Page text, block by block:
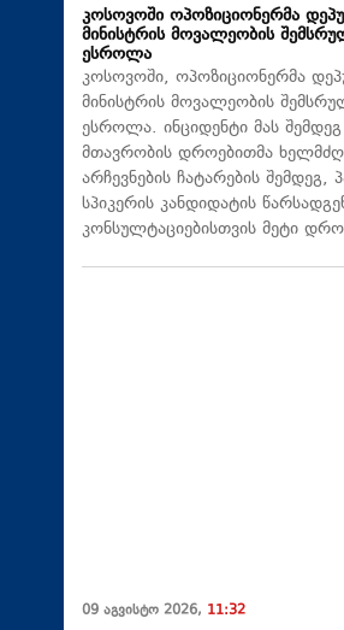
კოსოვოში ოპოზიციონერმა
მინისტრის მოვალეობის
ესროლა
კოსოვოში, ოპოზიციონერმა
მინისტრის მოვალეობის
ესროლა. ინციდენტი მას
მთავრობის დროებითმა
არჩევნების ჩატარების შემდეგ,
სპიკერის კანდიდატის
კონსულტაციებისთვის მეტი
09 აგვისტო 2026, 11:32